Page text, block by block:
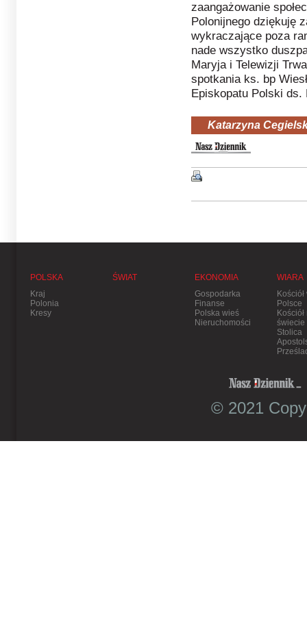
zaangażowanie
Polonijnego dziękuję
wykraczające poza
nade wszystko
Maryja i Telewizji
spotkania ks. bp
Episkopatu Polski
Katarzyna
POLSKA
Kraj
Polonia
Kresy
ŚWIAT
EKONOMIA
Gospodarka
Finanse
Polska wieś
Nieruchomości
WIARA
Kościół
Polsce
Kościół
świecie
Stolica
© 2021